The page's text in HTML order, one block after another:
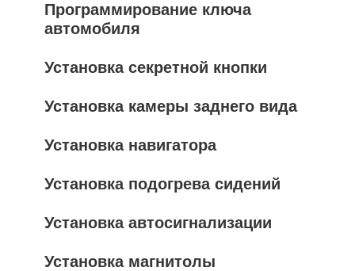
Программирование ключа
автомобиля
Установка секретной кнопки
Установка камеры заднего вида
Установка навигатора
Установка подогрева сидений
Установка автосигнализации
Установка магнитолы